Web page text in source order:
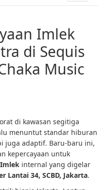
Imlek
di Sequis
Music
di kawasan segitiga
menuntut standar hiburan
juga adaptif. Baru-baru ini,
kepercayaan untuk
internal yang digelar
Lantai 34, SCBD, Jakarta.